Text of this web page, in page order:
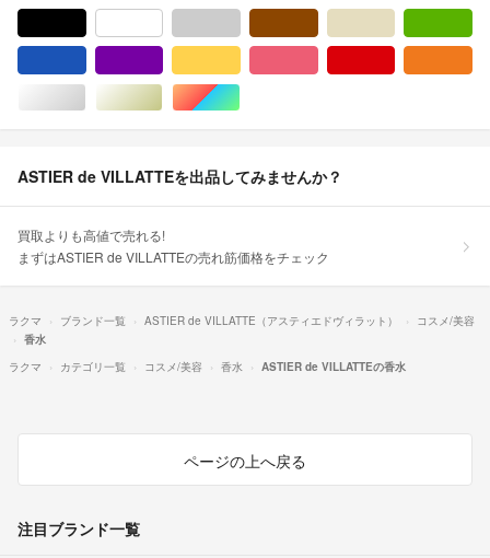
シルバー/銀色系ゴールド/金色系マルチカラー
ASTIER de VILLATTEを出品してみませんか？
買取よりも高値で売れる!
まずはASTIER de VILLATTEの売れ筋価格をチェック
ラクマ ブランド一覧 ASTIER de VILLATTE（アスティエドヴィラット）
コスメ/美容
香水
ラクマ
カテゴリ一覧 コスメ/美容 香水 ASTIER de VILLATTEの香水
ページの上へ戻る
注目ブランド一覧